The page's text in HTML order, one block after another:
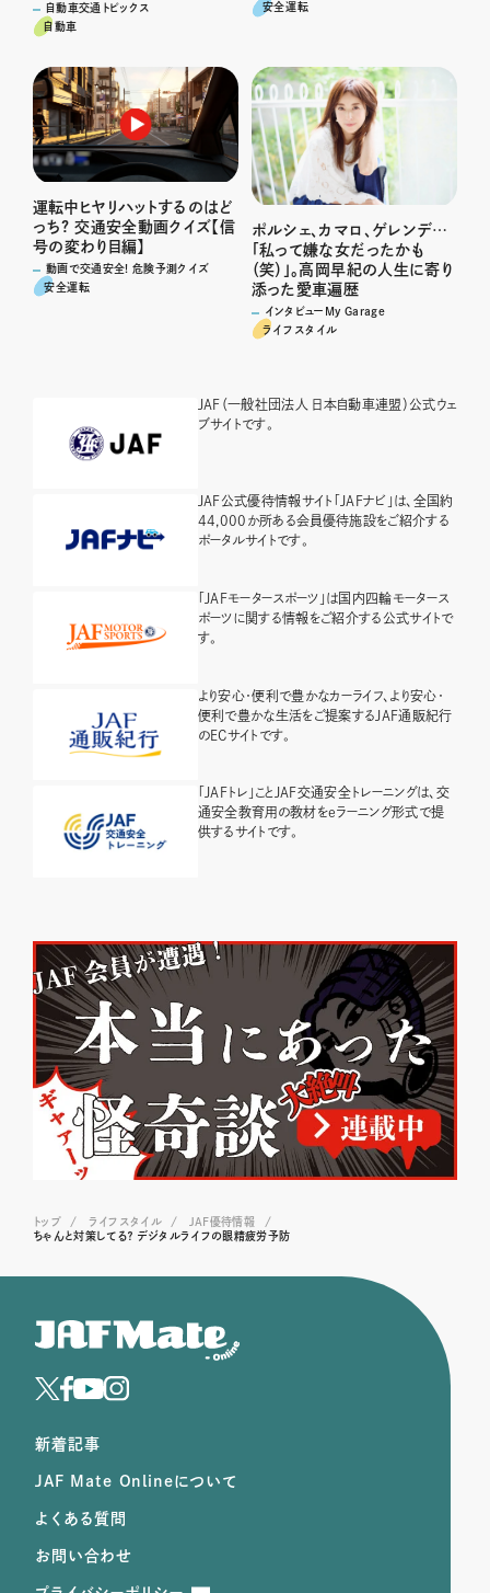
自動車交通トピックス
自動車
安全運転
運転中ヒヤリハットするのはど
っち? 交通安全動画クイズ【信
号の変わり目編】
動画で交通安全! 危険予測クイズ
安全運転
ポルシェ、カマロ、ゲレンデ…
「私って嫌な女だったかも
（笑）」。高岡早紀の人生に寄り
添った愛車遍歴
インタビューMy Garage
ライフスタイル
JAF（一般社団法人 日本自動車連盟）公式ウェ
ブサイトです。
JAF公式優待情報サイト「JAFナビ」は、全国約
44,000か所ある会員優待施設をご紹介する
ポータルサイトです。
「JAFモータースポーツ」は国内四輪モータース
ポーツに関する情報をご紹介する公式サイトで
す。
より安心・便利で豊かなカーライフ、より安心・
便利で豊かな生活をご提案するJAF通販紀行
のECサイトです。
「JAFトレ」ことJAF交通安全トレーニングは、交
通安全教育用の教材をeラーニング形式で提
供するサイトです。
トップ ライフスタイル
JAF優待情報
ちゃんと対策してる？ デジタルライフの眼精疲労予防
新着記事
JAF Mate Onlineについて
よくある質問
お問い合わせ